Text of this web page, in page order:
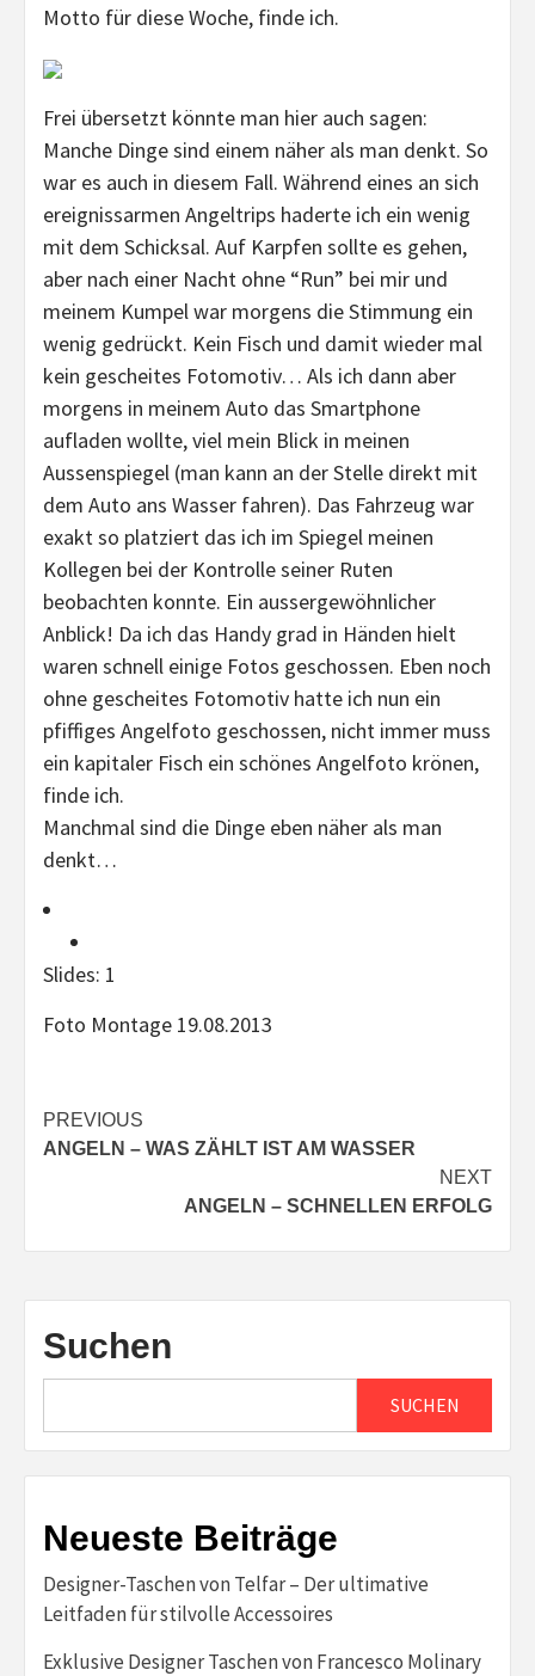
Motto für diese Woche, finde ich.
Frei übersetzt könnte man hier auch sagen:
Manche Dinge sind einem näher als man denkt. So
war es auch in diesem Fall. Während eines an sich
ereignissarmen Angeltrips haderte ich ein wenig
mit dem Schicksal. Auf Karpfen sollte es gehen,
aber nach einer Nacht ohne “Run” bei mir und
meinem Kumpel war morgens die Stimmung ein
wenig gedrückt. Kein Fisch und damit wieder mal
kein gescheites Fotomotiv… Als ich dann aber
morgens in meinem Auto das Smartphone
aufladen wollte, viel mein Blick in meinen
Aussenspiegel (man kann an der Stelle direkt mit
dem Auto ans Wasser fahren). Das Fahrzeug war
exakt so platziert das ich im Spiegel meinen
Kollegen bei der Kontrolle seiner Ruten
beobachten konnte. Ein aussergewöhnlicher
Anblick! Da ich das Handy grad in Händen hielt
waren schnell einige Fotos geschossen. Eben noch
ohne gescheites Fotomotiv hatte ich nun ein
pfiffiges Angelfoto geschossen, nicht immer muss
ein kapitaler Fisch ein schönes Angelfoto krönen,
finde ich.
Manchmal sind die Dinge eben näher als man
denkt…
Slides: 1
Foto Montage 19.08.2013
Continue
Reading
PREVIOUS
ANGELN – WAS ZÄHLT IST AM WASSER
NEXT
ANGELN – SCHNELLEN ERFOLG
Suchen
SUCHEN
Neueste Beiträge
Designer-Taschen von Telfar – Der ultimative
Leitfaden für stilvolle Accessoires
Exklusive Designer Taschen von Francesco Molinary